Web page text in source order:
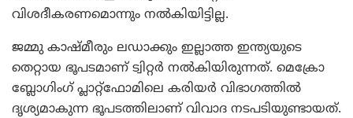
വിശദീകരണമൊന്നും നല്‍കിയിട്ടില്ല.
ജമ്മു കാഷ്മീരും ലഡാക്കും ഇല്ലാത്ത ഇന്ത്യയുടെ
തെറ്റായ ഭൂപടമാണ് ട്വിറ്റര്‍ നല്‍കിയിരുന്നത്. മെക്രോ
ബ്ലോഗിംഗ് പ്ലാറ്റ്ഫോമിലെ കരിയര്‍ വിഭാഗത്തില്‍
ദൃശ്യമാകുന്ന ഭൂപടത്തിലാണ് വിവാദ നടപടിയുണ്ടായത്.